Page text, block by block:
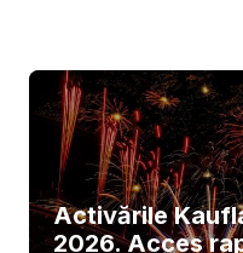
Activările
2026. Acces